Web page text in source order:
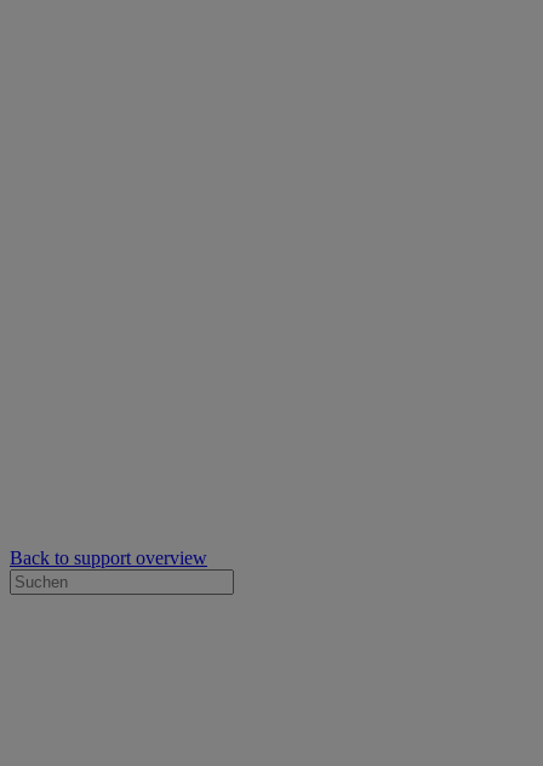
Back to support overview